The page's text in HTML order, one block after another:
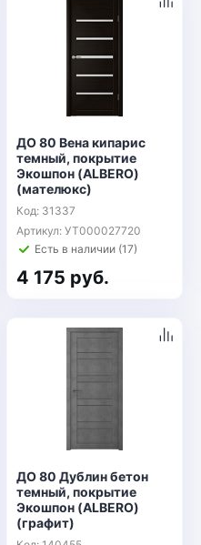
ДО 80 Вена кипарис
темный, покрытие
Экошпон (ALBERO)
(мателюкс)
Код: 31337
Артикул: УТ000027720
Есть в наличии (17)
4 175 руб.
ДО 80 Дублин бетон
темный, покрытие
Экошпон (ALBERO)
(графит)